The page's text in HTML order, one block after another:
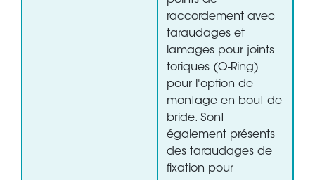
raccordement avec
taraudages et
lamages pour joints
toriques (O-Ring)
pour l'option de
montage en bout de
bride. Sont
également présents
des taraudages de
fixation pour